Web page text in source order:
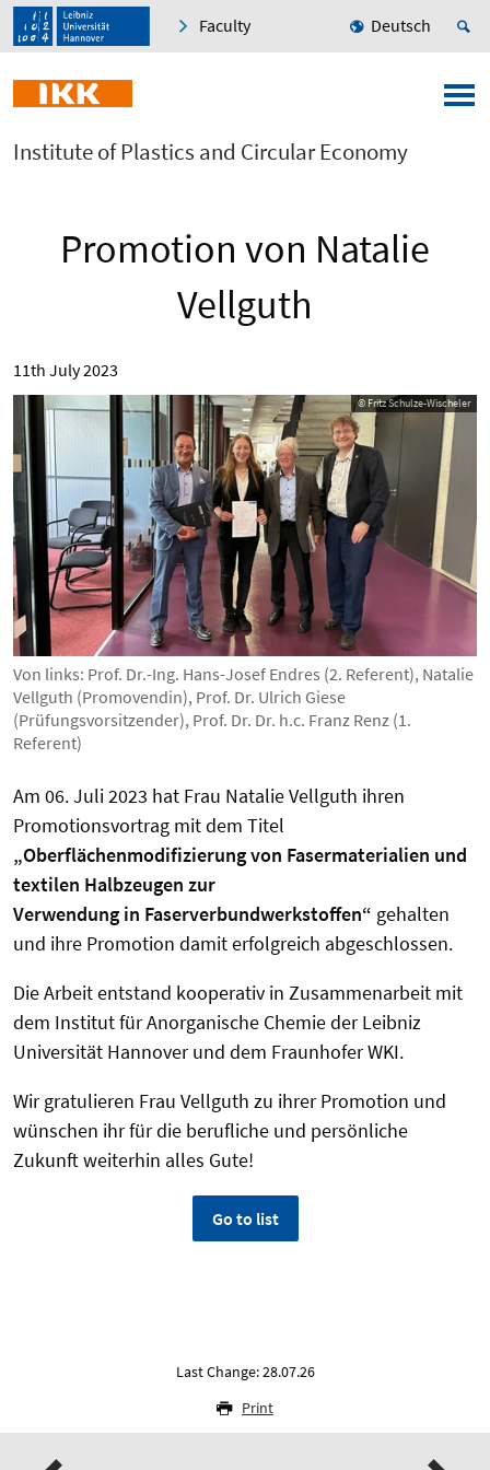
Faculty Deutsch
Institute of Plastics and Circular Economy
Promotion von Natalie
Vellguth
11th July 2023
© Fritz Schulze-Wischeler
Von links: Prof. Dr.-Ing. Hans-Josef Endres (2. Referent), Natalie
Vellguth (Promovendin), Prof. Dr. Ulrich Giese
(Prüfungsvorsitzender), Prof. Dr. Dr. h.c. Franz Renz (1.
Referent)
Am 06. Juli 2023 hat Frau Natalie Vellguth ihren
Promotionsvortrag mit dem Titel
„Oberflächenmodifizierung von Fasermaterialien und
textilen Halbzeugen zur
Verwendung in Faserverbundwerkstoffen“ gehalten
und ihre Promotion damit erfolgreich abgeschlossen.
Die Arbeit entstand kooperativ in Zusammenarbeit mit
dem Institut für Anorganische Chemie der Leibniz
Universität Hannover und dem Fraunhofer WKI.
Wir gratulieren Frau Vellguth zu ihrer Promotion und
wünschen ihr für die berufliche und persönliche
Zukunft weiterhin alles Gute!
Go to list
Last Change: 28.07.26
Print